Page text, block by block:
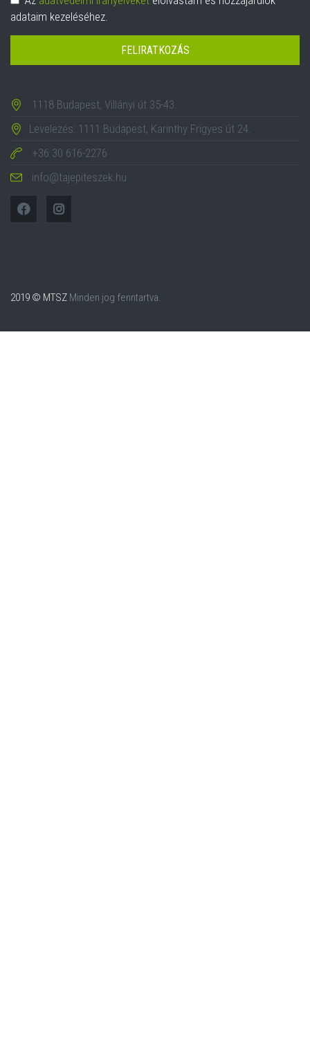
adataim kezeléséhez.
FELIRATKOZÁS
1118 Budapest, Villányi út 35-43.
Levelezés: 1111 Budapest, Karinthy Frigyes út 24.
+36 30 616-2276
info@tajepiteszek.hu
2019 © MTSZ Minden jog fenntartva.